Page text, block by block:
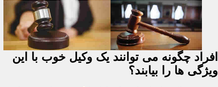
افراد چگونه می توانند یک وکیل خوب با این
ویژگی ها را بیابند؟